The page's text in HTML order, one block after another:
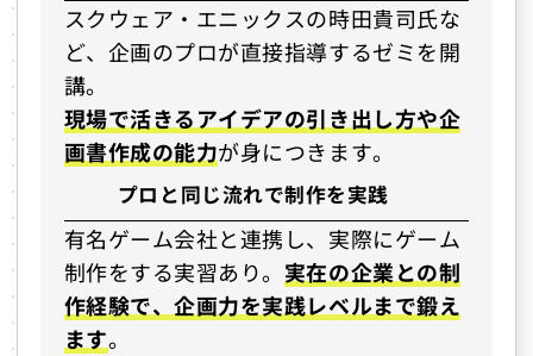
スクウェア・エニックスの時田貴司氏な
ど、企画のプロが直接指導するゼミを開
講。
現場で活きるアイデアの引き出し方や企
画書作成の能力が身につきます。
プロと同じ流れで制作を実践
有名ゲーム会社と連携し、実際にゲーム
制作をする実習あり。 実在の企業との制
作経験で、企画力を実践レベルまで鍛え
ます。